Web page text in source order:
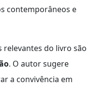
contemporâneos e
relevantes do livro são
. O autor sugere
a convivência em